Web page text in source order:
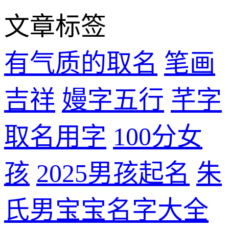
文章标签
有气质的取名 笔画
吉祥 嫚字五行 芊字
取名用字 100分女
孩 2025男孩起名 朱
氏男宝宝名字大全